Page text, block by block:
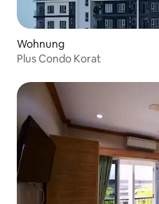
Wohnung
Plus Condo Korat